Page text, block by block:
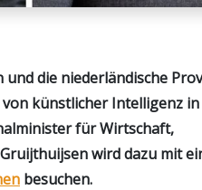
die niederländische
künstlicher Intelligenz
für Wirtschaft,
wird dazu mit
besuchen.